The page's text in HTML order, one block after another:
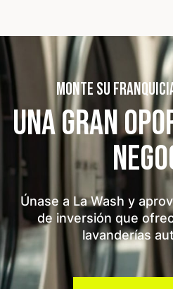
MONTE SU
UNA GRAN
Únase a La Wash y
de inversión que
lavanderías